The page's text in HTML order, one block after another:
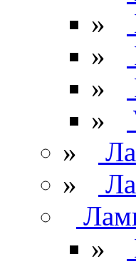
»
»
»
»
»
»
»